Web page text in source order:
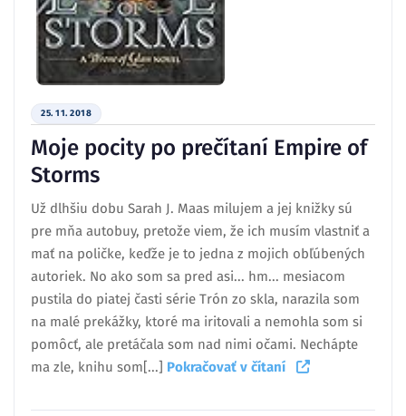
25. 11. 2018
Moje pocity po prečítaní Empire of
Storms
Už dlhšiu dobu Sarah J. Maas milujem a jej knižky sú
pre mňa autobuy, pretože viem, že ich musím vlastniť a
mať na poličke, keďže je to jedna z mojich obľúbených
autoriek. No ako som sa pred asi... hm... mesiacom
pustila do piatej časti série Trón zo skla, narazila som
na malé prekážky, ktoré ma iritovali a nemohla som si
pomôcť, ale pretáčala som nad nimi očami. Nechápte
ma zle, knihu som[...] Pokračovať v čítaní